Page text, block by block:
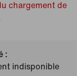
chargement de
:
indisponible